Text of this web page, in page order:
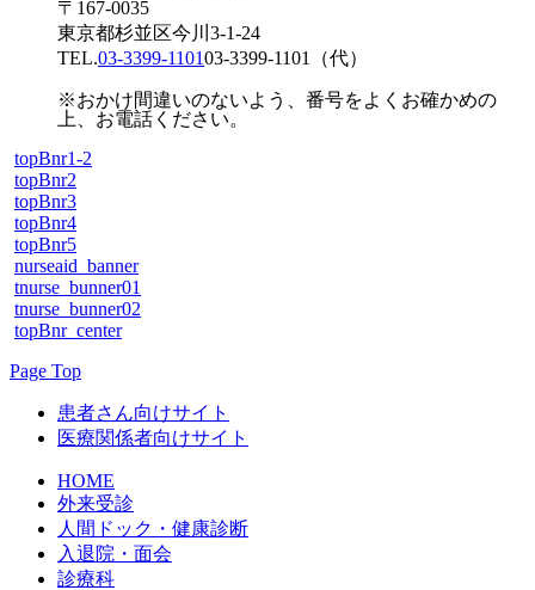
〒167-0035
東京都杉並区今川3-1-24
TEL.03-3399-110103-3399-1101 （代）
※おかけ間違いのないよう、番号をよくお確かめの
上、お電話ください。
topBnr1-2
topBnr2
topBnr3
topBnr4
topBnr5
nurseaid_banner
tnurse_bunner01
tnurse_bunner02
topBnr_center
Page Top
患者さん向けサイト
医療関係者向けサイト
HOME
外来受診
人間ドック・健康診断
入退院・面会
診療科